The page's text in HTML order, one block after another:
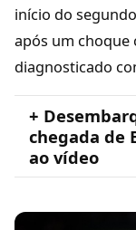
início do
após um choque
diagnosticado
+
chegada de
ao vídeo